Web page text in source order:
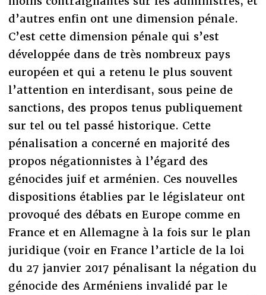
d’autres enfin ont une dimension pénale.
C’est cette dimension pénale qui s’est
développée dans de très nombreux pays
européen et qui a retenu le plus souvent
l’attention en interdisant, sous peine de
sanctions, des propos tenus publiquement
sur tel ou tel passé historique. Cette
pénalisation a concerné en majorité des
propos négationnistes à l’égard des
génocides juif et arménien. Ces nouvelles
dispositions établies par le législateur ont
provoqué des débats en Europe comme en
France et en Allemagne à la fois sur le plan
juridique (voir en France l’article de la loi
du 27 janvier 2017 pénalisant la négation du
génocide des Arméniens invalidé par le